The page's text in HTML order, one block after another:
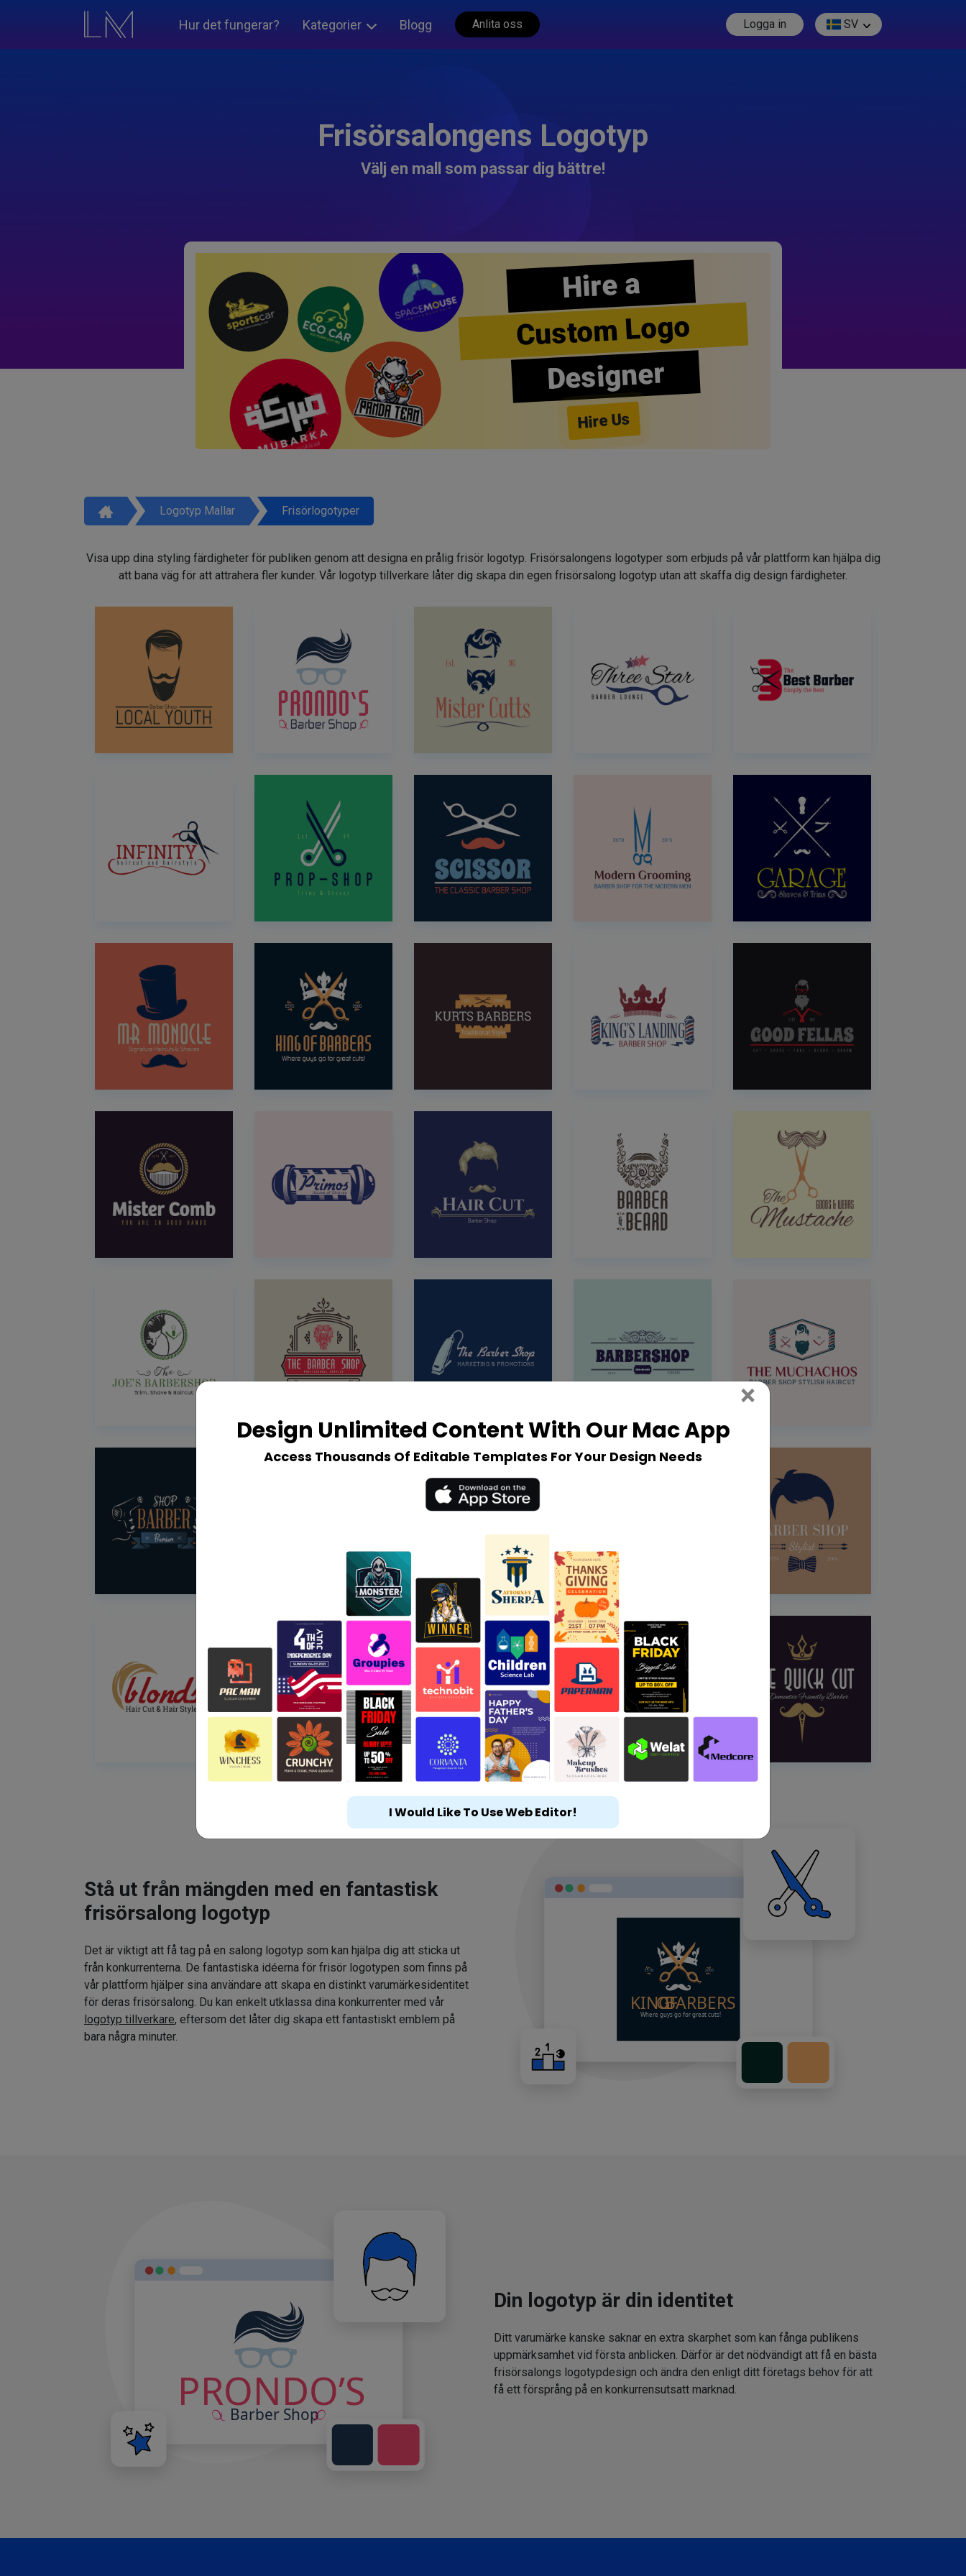
Hur det fungerar? Kategorier Blogg Anlita oss Logga in SV
Frisörsalongens Logotyp
Välj en mall som passar dig bättre!
Hire a
Custom Logo
Designer
Hire Us
Logotyp Mallar Frisörlogotyper
Visa upp dina styling färdigheter för publiken genom att designa en prålig frisör logotyp. Frisörsalongens logotyper som erbjuds på vår plattform kan hjälpa dig
att bana väg för att attrahera fler kunder. Vår logotyp tillverkare låter dig skapa din egen frisörsalong logotyp utan att skaffa dig design färdigheter.
Stå ut från mängden med en fantastisk
frisörsalong logotyp
Det är viktigt att få tag på en salong logotyp som kan hjälpa dig att sticka ut
från konkurrenterna. De fantastiska idéerna för frisör logotypen som finns på
vår plattform hjälper sina användare att skapa en distinkt varumärkesidentitet
för deras frisörsalong. Du kan enkelt utklassa dina konkurrenter med vår
logotyp tillverkare, eftersom det låter dig skapa ett fantastiskt emblem på
bara några minuter.
Din logotyp är din identitet
Ditt varumärke kanske saknar en extra skarphet som kan fånga publikens
uppmärksamhet vid första anblicken. Därför är det nödvändigt att få en bästa
frisörsalongs logotypdesign och ändra den enligt ditt företags behov för att
få ett försprång på en konkurrensutsatt marknad.
Design Unlimited Content With Our Mac App
Access Thousands Of Editable Templates For Your Design Needs
× Close
I Would Like To Use Web Editor!